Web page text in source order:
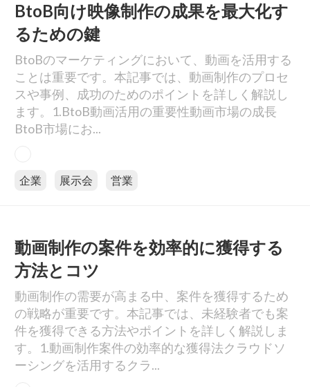
BtoB向け映像制作の成果を最大化す
るための鍵
BtoBのマーケティングにおいて、動画を活用する
ことは重要です。本記事では、動画制作のプロセ
スや事例、成功のためのポイントを詳しく解説し
ます。1.BtoB動画活用の重要性動画市場の成長
BtoB市場にお...
企業 展示会 営業
動画制作の案件を効率的に獲得する
方法とコツ
動画制作の需要が高まる中、案件を獲得するため
の戦略が重要です。本記事では、未経験者でも案
件を獲得できる方法やポイントを詳しく解説しま
す。1.動画制作案件の効率的な獲得法クラウドソ
ーシングを活用するクラ...